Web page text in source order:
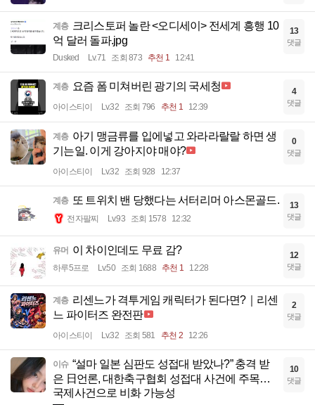
계층 크리스토퍼 놀란 <오디세이> 전세계 흥행 10
억 달러 돌파.jpg
Dusked Lv.71 조회 873 추천 1 12:41
13
댓글
계층 요즘 폼 미쳐버린 광기의 국세청
아이스티이 Lv.32 조회 796 추천 1 12:39
4
댓글
계층 아기 맹금류를 입에넣고 와라라랄랄 하면 생
기는일. 이게 강아지야 매야?
아이스티이 Lv.32 조회 928 12:37
0
댓글
계층 또 트위치 밴 당했다는 서터리머 아스몬골드.
전자팔찌 Lv.93 조회 1578 12:32
13
댓글
유머 이 차이인데도 무료 감?
하루5프로 Lv.50 조회 1688 추천 1 12:28
12
댓글
계층 리센느가 격투게임 캐릭터가 된다면?｜리센
느 파이터즈 완전판
아이스티이 Lv.32 조회 581 추천 2 12:26
2
댓글
이슈 “설마 일본 심판도 성접대 받았나?” 충격 받
은 日언론, 대한축구협회 성접대 사건에 주목…
국제사건으로 비화 가능성
10
댓글